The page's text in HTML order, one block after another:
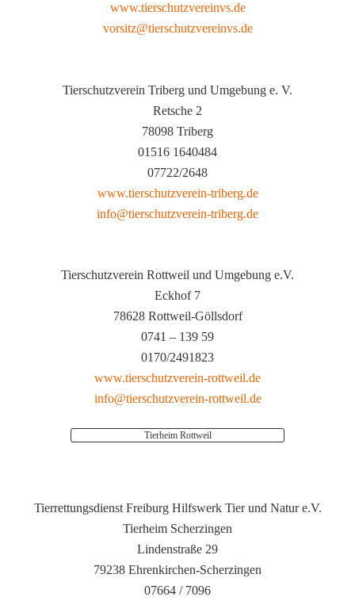
www.tierschutzvereinvs.de
vorsitz@tierschutzvereinvs.de
Tierschutzverein Triberg und Umgebung e. V.
Retsche 2
78098 Triberg
01516 1640484
07722/2648
www.tierschutzverein-triberg.de
info@tierschutzverein-triberg.de
Tierschutzverein Rottweil und Umgebung e.V.
Eckhof 7
78628 Rottweil-Göllsdorf
0741 – 139 59
0170/2491823
www.tierschutzverein-rottweil.de
info@tierschutzverein-rottweil.de
Tierheim Rottweil
Tierrettungsdienst Freiburg Hilfswerk Tier und Natur e.V.
Tierheim Scherzingen
Lindenstraße 29
79238 Ehrenkirchen-Scherzingen
07664 / 7096